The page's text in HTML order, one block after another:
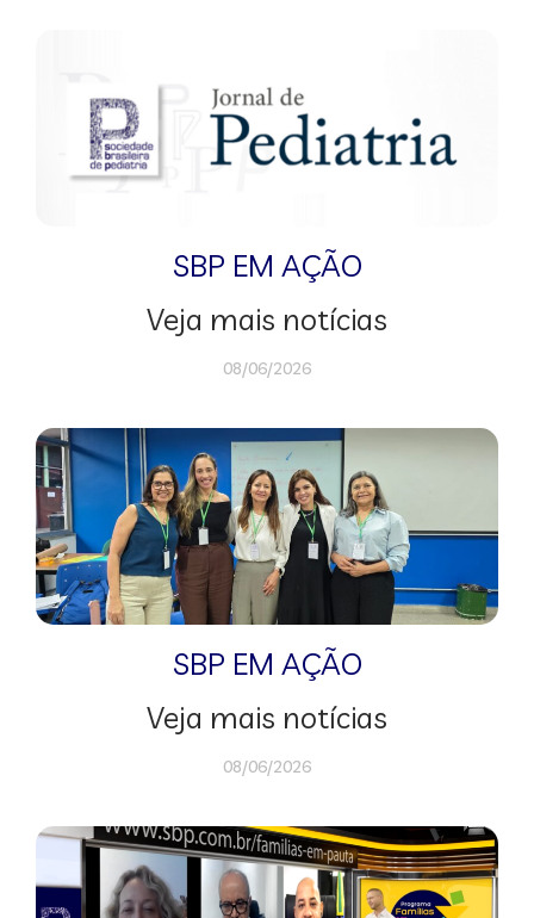
SBP EM AÇÃO
Veja mais notícias
08/06/2026
SBP EM AÇÃO
Veja mais notícias
08/06/2026